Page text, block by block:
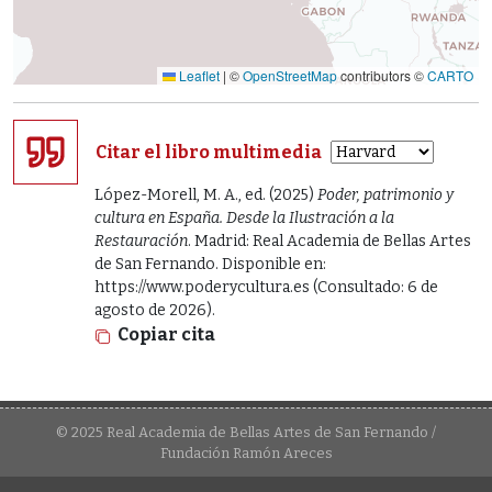
Leaflet | ©OpenStreetMapcontributors ©CARTO
Citar el libro multimedia
López-Morell, M. A., ed. (2025) Poder, patrimonio y
cultura en España. Desde la Ilustración a la
Restauración. Madrid: Real Academia de Bellas Artes
de San Fernando. Disponible en:
https://www.poderycultura.es (Consultado: 6 de
agosto de 2026).
Copiar cita
© 2025 Real Academia de Bellas Artes de San Fernando /
Fundación Ramón Areces